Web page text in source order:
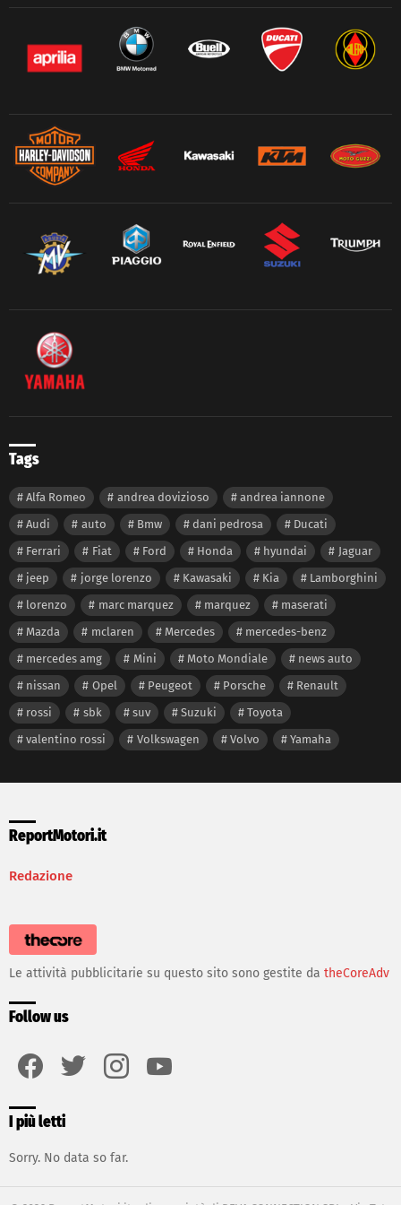
Tags
Alfa Romeo andrea dovizioso
andrea iannone
Audi
auto Bmw dani pedrosa
Ducati
Ferrari
Fiat Ford Honda hyundai
Jaguar
jeep
jorge lorenzo Kawasaki Kia
Lamborghini
lorenzo
marc marquez marquez
maserati
Mazda
mclaren Mercedes
mercedes-benz
mercedes amg
Mini Moto Mondiale
news auto
nissan
Opel Peugeot Porsche
Renault
rossi
sbk suv Suzuki
Toyota
valentino rossi
Volkswagen Volvo Yamaha
ReportMotori.it
Redazione
Le attività pubblicitarie su questo sito sono gestite da theCoreAdv
Follow us
I più letti
Sorry. No data so far.